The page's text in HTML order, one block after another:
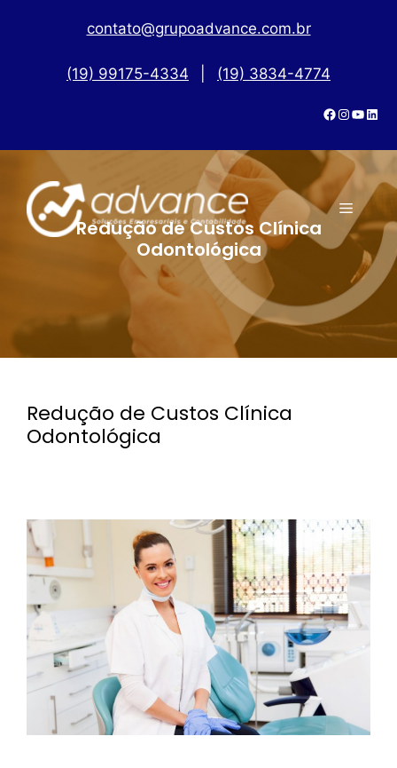
contato@grupoadvance.com.br
(19) 99175-4334 (19) 3834-4774
Redução de Custos Clínica
Odontológica
Redução de Custos Clínica
Odontológica